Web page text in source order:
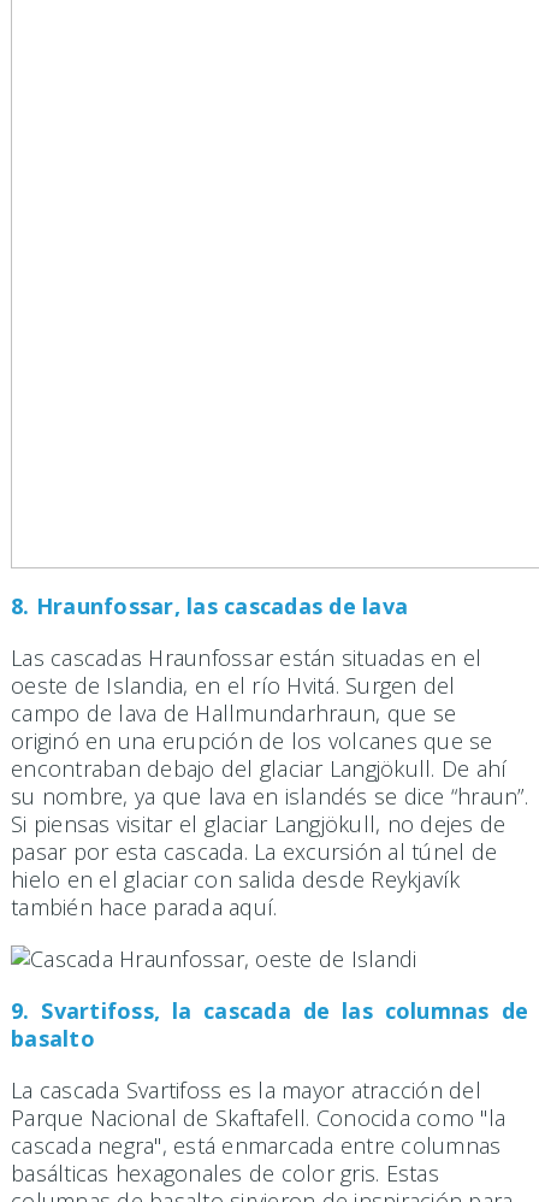
8. Hraunfossar, las cascadas de lava
Las cascadas Hraunfossar están situadas en el
oeste de Islandia, en el río Hvitá. Surgen del
campo de lava de Hallmundarhraun, que se
originó en una erupción de los volcanes que se
encontraban debajo del glaciar Langjökull. De ahí
su nombre, ya que lava en islandés se dice “hraun”.
Si piensas visitar el glaciar Langjökull, no dejes de
pasar por esta cascada. La excursión al túnel de
hielo en el glaciar con salida desde Reykjavík
también hace parada aquí.
9. Svartifoss, la cascada de las columnas de
basalto
La cascada Svartifoss es la mayor atracción del
Parque Nacional de Skaftafell. Conocida como "la
cascada negra", está enmarcada entre columnas
basálticas hexagonales de color gris. Estas